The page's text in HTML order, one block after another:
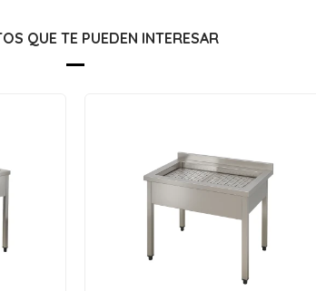
QUE TE PUEDEN INTERESAR